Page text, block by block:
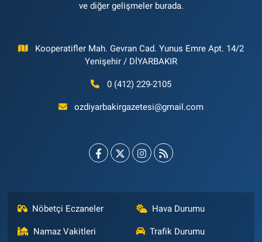
ve diğer gelişmeler burada.
Kooperatifler Mah. Gevran Cad. Yunus Emre Apt. 14/2
Yenişehir / DİYARBAKIR
0 (412) 229-2105
ozdiyarbakirgazetesi@gmail.com
Nöbetçi Eczaneler Hava Durumu
Namaz Vakitleri Trafik Durumu